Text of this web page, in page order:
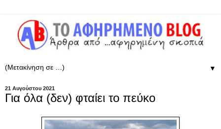
▼
21 Αυγούστου 2021
Για όλα (δεν) φταίει το πεύκο